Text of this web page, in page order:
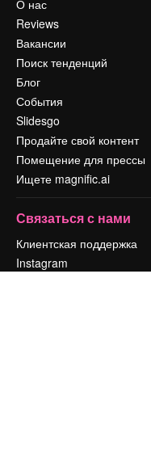
О нас
Reviews
Вакансии
Поиск тенденций
Блог
События
Slidesgo
Продайте свой контент
Помещение для прессы
Ищете magnific.ai
Связаться с нами
Клиентская поддержка
Instagram